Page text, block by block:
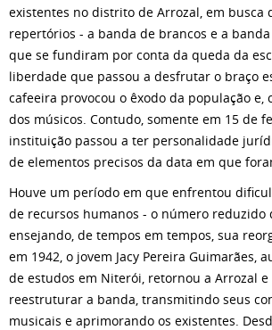
existentes no distrito de Arrozal, em busca
repertórios - a banda de brancos e a
que se fundiram por conta da queda da
liberdade que passou a desfrutar o braço
cafeeira provocou o êxodo da população e,
dos músicos. Contudo, somente em 15 de
instituição passou a ter personalidade
de elementos precisos da data em que
Houve um período em que enfrentou
de recursos humanos - o número reduzido
ensejando, de tempos em tempos, sua
em 1942, o jovem Jacy Pereira Guimarães,
de estudos em Niterói, retornou a Arrozal
reestruturar a banda, transmitindo seus
musicais e aprimorando os existentes.